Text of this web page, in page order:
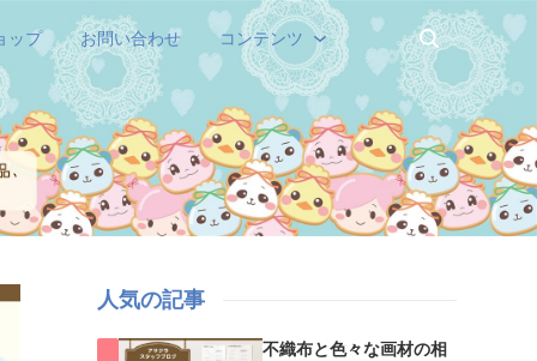
ップ お問い合わせ コンテンツ
人気の記事
不織布と色々な画材の相